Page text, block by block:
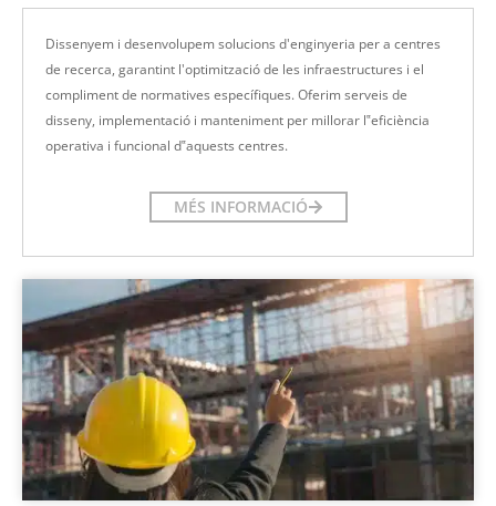
Dissenyem i desenvolupem solucions d'enginyeria per a centres
de recerca, garantint l'optimització de les infraestructures i el
compliment de normatives específiques. Oferim serveis de
disseny, implementació i manteniment per millorar l‟eficiència
operativa i funcional d‟aquests centres.
MÉS INFORMACIÓ